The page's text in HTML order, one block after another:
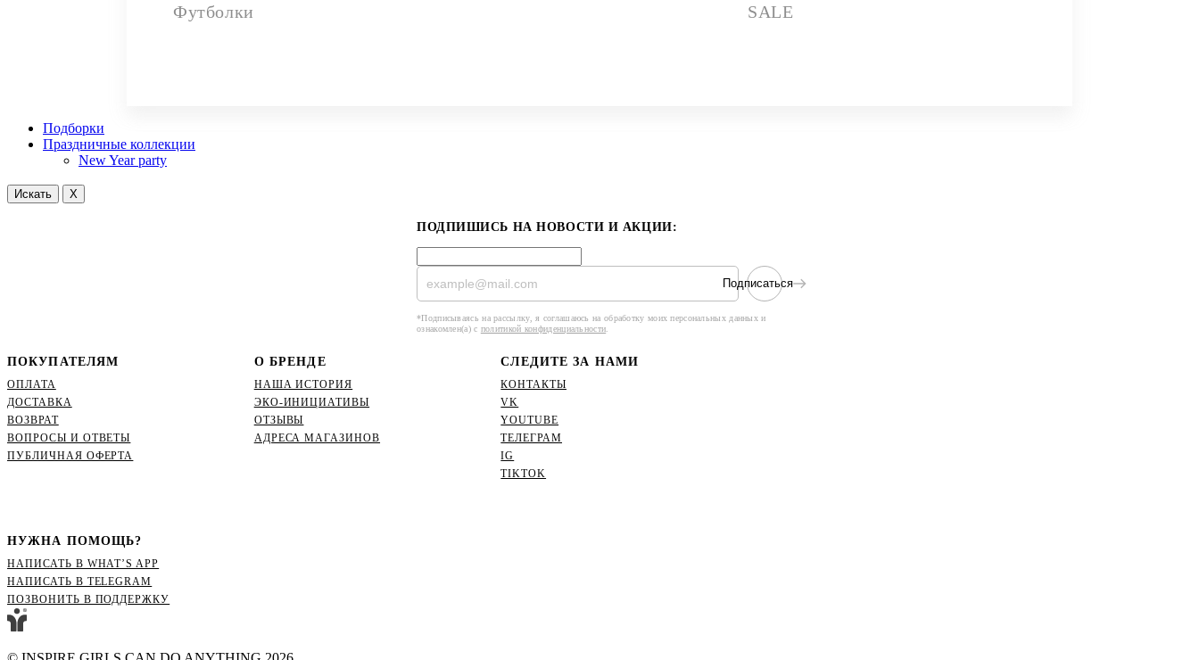
Футболки
SALE
Подборки
Праздничные коллекции
New Year party
ПОДПИШИСЬ НА НОВОСТИ И АКЦИИ:
Подписаться
*Подписываясь на рассылку, я соглашаюсь на обработку моих персональных данных и
ознакомлен(а) с политикой конфиденциальности
ПОКУПАТЕЛЯМ
ОПЛАТА
ДОСТАВКА
ВОЗВРАТ
ВОПРОСЫ И ОТВЕТЫ
ПУБЛИЧНАЯ ОФЕРТА
О БРЕНДЕ
НАША ИСТОРИЯ
ЭКО-ИНИЦИАТИВЫ
ОТЗЫВЫ
АДРЕСА МАГАЗИНОВ
СЛЕДИТЕ ЗА НАМИ
КОНТАКТЫ
VK
YOUTUBE
ТЕЛЕГРАМ
IG
TIKTOK
НУЖНА ПОМОЩЬ?
НАПИСАТЬ В WHAT’S APP
НАПИСАТЬ В ТЕLEGRAM
ПОЗВОНИТЬ В ПОДДЕРЖКУ